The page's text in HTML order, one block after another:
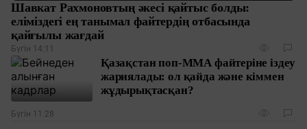
Шавкат Рахмоновтың әкесі қайтыс болды:
еліміздегі ең танымал файтердің отбасында
қайғылы жағдай
Бүгін 14:11
Қазақстан поп-ММА файтеріне іздеу
жариялады: ол қайда және кіммен
жұдырықтасқан?
Бүгін 11:28